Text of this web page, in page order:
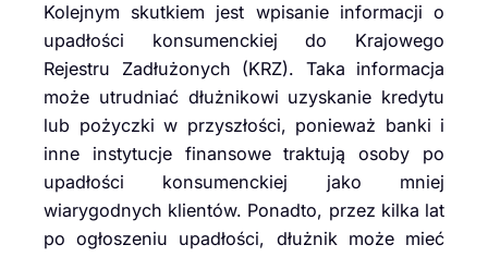
Kolejnym skutkiem jest wpisanie informacji o
upadłości konsumenckiej do Krajowego
Rejestru Zadłużonych (KRZ). Taka informacja
może utrudniać dłużnikowi uzyskanie kredytu
lub pożyczki w przyszłości, ponieważ banki i
inne instytucje finansowe traktują osoby po
upadłości konsumenckiej jako mniej
wiarygodnych klientów. Ponadto, przez kilka lat
po ogłoszeniu upadłości, dłużnik może mieć